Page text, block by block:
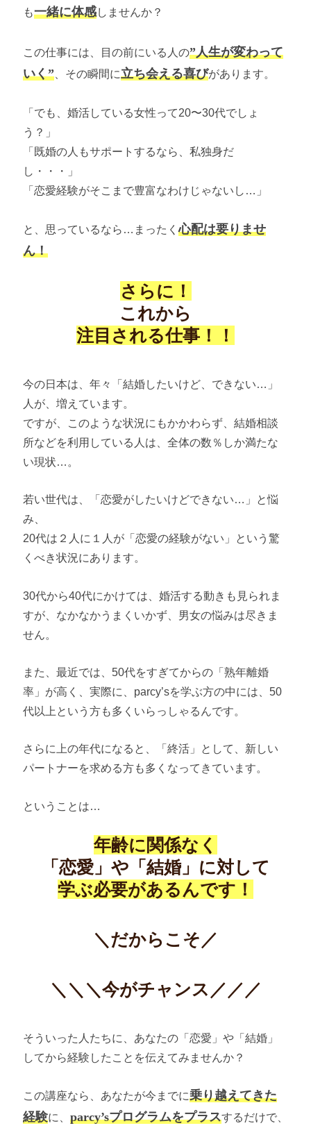
も一緒に体感しませんか？
この仕事には、目の前にいる人の”人生が変わって
いく”、その瞬間に立ち会える喜びがあります。
「でも、婚活している女性って20〜30代でしょ
う？」
「既婚の人もサポートするなら、私独身だ
し・・・」
「恋愛経験がそこまで豊富なわけじゃないし…」
と、思っているなら…まったく心配は要りませ
ん！
さらに！
これから
注目される仕事！！
今の日本は、年々「結婚したいけど、できない…」
人が、増えています。
ですが、このような状況にもかかわらず、結婚相談
所などを利用している人は、全体の数％しか満たな
い現状…。
若い世代は、「恋愛がしたいけどできない…」と悩
み、
20代は２人に１人が「恋愛の経験がない」という驚
くべき状況にあります。
30代から40代にかけては、婚活する動きも見られま
すが、なかなかうまくいかず、男女の悩みは尽きま
せん。
また、最近では、50代をすぎてからの「熟年離婚
率」が高く、実際に、parcy’sを学ぶ方の中には、50
代以上という方も多くいらっしゃるんです。
さらに上の年代になると、「終活」として、新しい
パートナーを求める方も多くなってきています。
ということは…
年齢に関係なく
「恋愛」や「結婚」に対して
学ぶ必要があるんです！
＼だからこそ／
＼＼＼今がチャンス／／／
そういった人たちに、あなたの「恋愛」や「結婚」
してから経験したことを伝えてみませんか？
この講座なら、あなたが今までに乗り越えてきた
経験に、 parcy’sプログラムをプラスするだけで、